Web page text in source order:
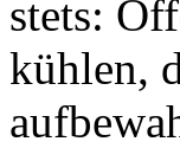
stets:
kühlen,